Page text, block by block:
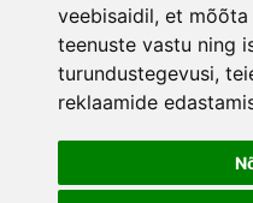
veebisaidil, et mõõta
teenuste vastu ning
turundustegevusi,
reklaamide